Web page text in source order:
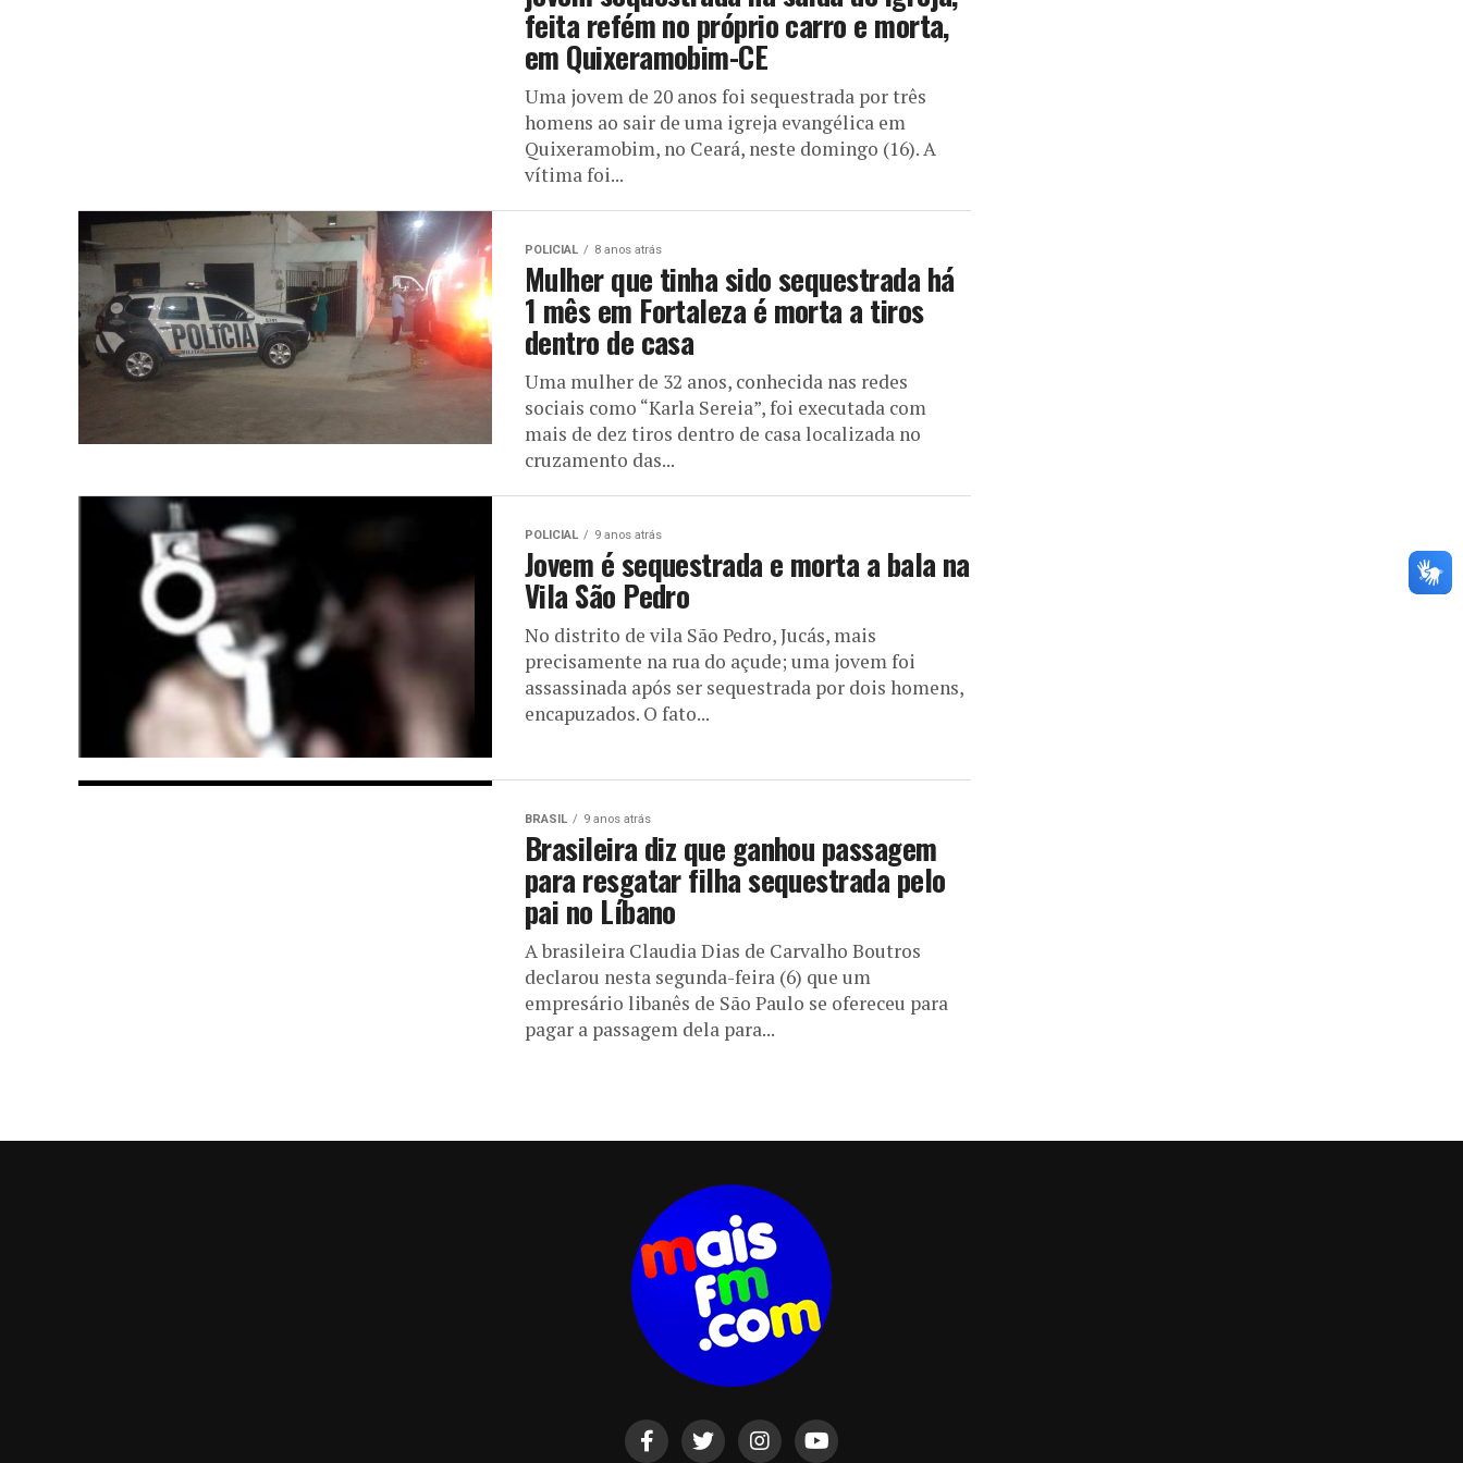
feita refém no próprio carro e morta,
em Quixeramobim-CE
Uma jovem de 20 anos foi sequestrada por três
homens ao sair de uma igreja evangélica em
Quixeramobim, no Ceará, neste domingo (16). A
vítima foi...
POLICIAL 8 anos atrás
Mulher que tinha sido sequestrada há
1 mês em Fortaleza é morta a tiros
dentro de casa
Uma mulher de 32 anos, conhecida nas redes
sociais como “Karla Sereia”, foi executada com
mais de dez tiros dentro de casa localizada no
cruzamento das...
POLICIAL 9 anos atrás
Jovem é sequestrada e morta a bala na
Vila São Pedro
No distrito de vila São Pedro, Jucás, mais
precisamente na rua do açude; uma jovem foi
assassinada após ser sequestrada por dois homens,
encapuzados. O fato...
BRASIL 9 anos atrás
Brasileira diz que ganhou passagem
para resgatar filha sequestrada pelo
pai no Líbano
A brasileira Claudia Dias de Carvalho Boutros
declarou nesta segunda-feira (6) que um
empresário libanês de São Paulo se ofereceu para
pagar a passagem dela para...